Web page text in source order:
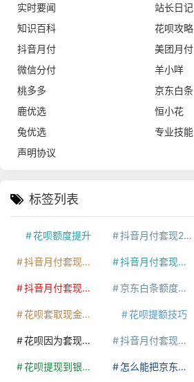
实时要闻
站长日记
知识百科
花呗攻略
抖音月付
美团月付
微信分付
羊小咩
桃多多
京东白条
鹿优选
恒小花
兔优选
专业技能
声明协议
标签列表
花呗额度提升 抖音月付套现24小时接单
抖音月付套现多少手续费 抖音月付套现商家有哪些
抖音月付套现最新方法 京东白条额度提升
花呗套取现金最佳方法 花呗提额技巧
花呗因为套现被限额了这种情况要多久才会好 抖音月付套现秒回100起
花呗提现到银行卡 怎么能把京东白条额度钱套出来